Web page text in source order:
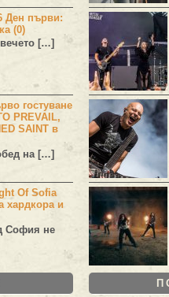
Ден първи:
(0)
[…]
гостуване
PREVAIL,
SAINT в
на […]
Of Sofia
хардкора и
София не